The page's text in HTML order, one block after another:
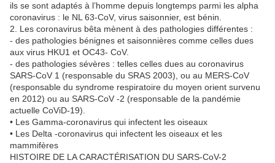
ils se sont adaptés à l’homme depuis longtemps parmi les alpha
coronavirus : le NL 63-CoV, virus saisonnier, est bénin.
2. Les coronavirus bêta mènent à des pathologies différentes :
- des pathologies bénignes et saisonnières comme celles dues
aux virus HKU1 et OC43- CoV.
- des pathologies sévères : telles celles dues au coronavirus
SARS-CoV 1 (responsable du SRAS 2003), ou au MERS-CoV
(responsable du syndrome respiratoire du moyen orient survenu
en 2012) ou au SARS-CoV -2 (responsable de la pandémie
actuelle CoViD-19).
• Les Gamma-coronavirus qui infectent les oiseaux
• Les Delta -coronavirus qui infectent les oiseaux et les
mammifères
HISTOIRE DE LA CARACTÉRISATION DU SARS-CoV-2